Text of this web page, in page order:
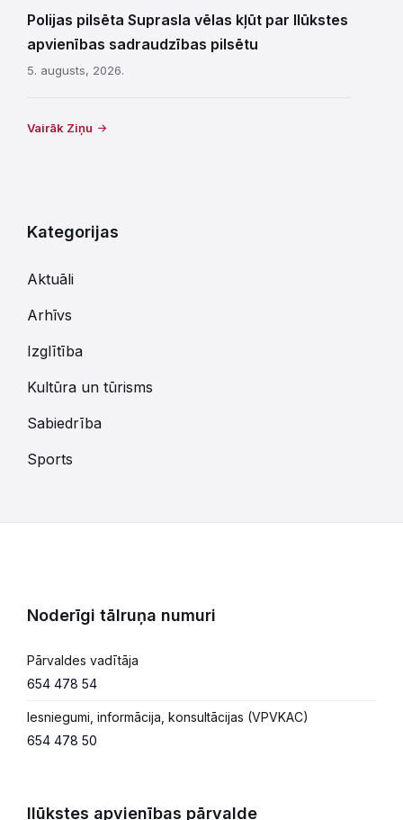
Polijas pilsēta Suprasla vēlas kļūt par Ilūkstes
apvienības sadraudzības pilsētu
5. augusts, 2026.
Vairāk Ziņu
Kategorijas
Aktuāli
Arhīvs
Izglītība
Kultūra un tūrisms
Sabiedrība
Sports
Noderīgi tālruņa numuri
Pārvaldes vadītāja
654 478 54
Iesniegumi, informācija, konsultācijas (VPVKAC)
654 478 50
Ilūkstes apvienības pārvalde